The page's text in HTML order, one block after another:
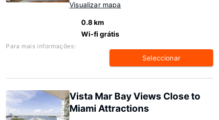
Visualizar mapa
0.8 km
Wi-fi grátis
Para mais informações:
Seleccionar
Vista Mar Bay Views Close to
Miami Attractions